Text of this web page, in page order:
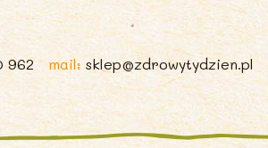
962 mail: sklep@zdrowytydzien.pl